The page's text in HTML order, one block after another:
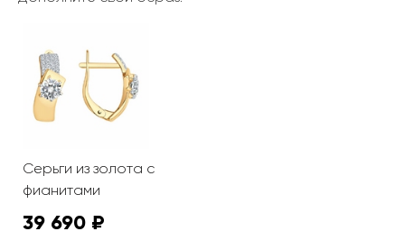
Серьги из золота с
фианитами
39 690 ₽